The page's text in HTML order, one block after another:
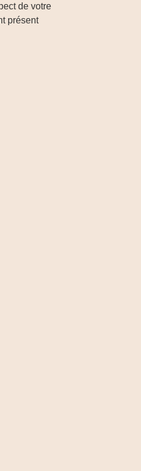
de votre
présent